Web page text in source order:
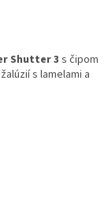
Shutter 3 s čipom
s lamelami a